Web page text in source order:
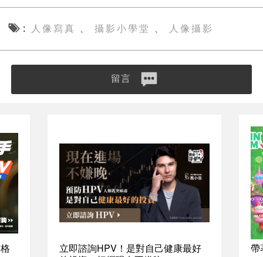
人像寫真 攝影小學堂 人像攝影
留言
立即諮詢HPV！是對自己健康最好
帶